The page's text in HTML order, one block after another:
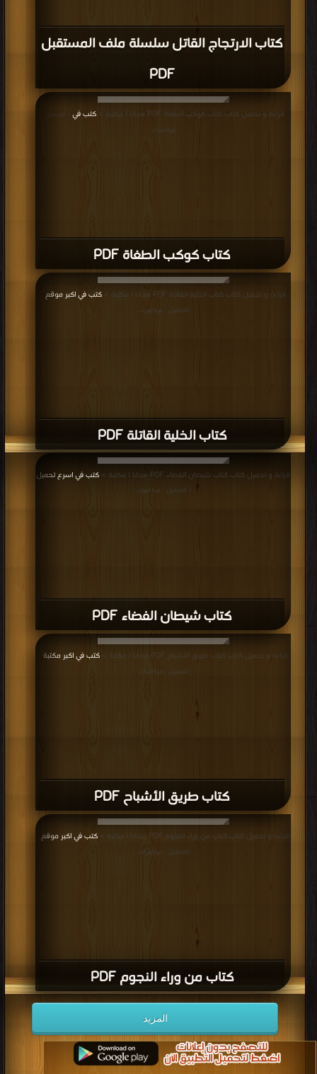
كتاب الارتجاج القاتل سلسلة ملف المستقبل
PDF
كتاب كوكب الطغاة PDF
قراءة و تحميل كتاب كتاب كوكب الطغاة PDF مجانا | مكتبة > كتب في
| التحميل :
مرة/مرات
كتاب الخلية القاتلة PDF
قراءة و تحميل كتاب كتاب الخلية القاتلة PDF مجانا | مكتبة > كتب في اكبر موقع
التحميل : مرة/مرات
كتاب شيطان الفضاء PDF
قراءة و تحميل كتاب كتاب شيطان الفضاء PDF مجانا | مكتبة > كتب في اسرع تحميل
| التحميل : مرة/مرات
كتاب طريق الأشباح PDF
قراءة و تحميل كتاب كتاب طريق الأشباح PDF مجانا | مكتبة > كتب في اكبر مكتبة
التحميل : مرة/مرات
كتاب من وراء النجوم PDF
قراءة و تحميل كتاب كتاب من وراء النجوم PDF مجانا | مكتبة > كتب في اكبر موقع
التحميل : مرة/مرات
المزيد